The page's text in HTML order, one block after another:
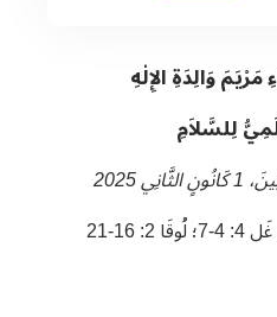
وَالِدَةِ الإِلٰهِ
لِلسَّلاَمِ
2025